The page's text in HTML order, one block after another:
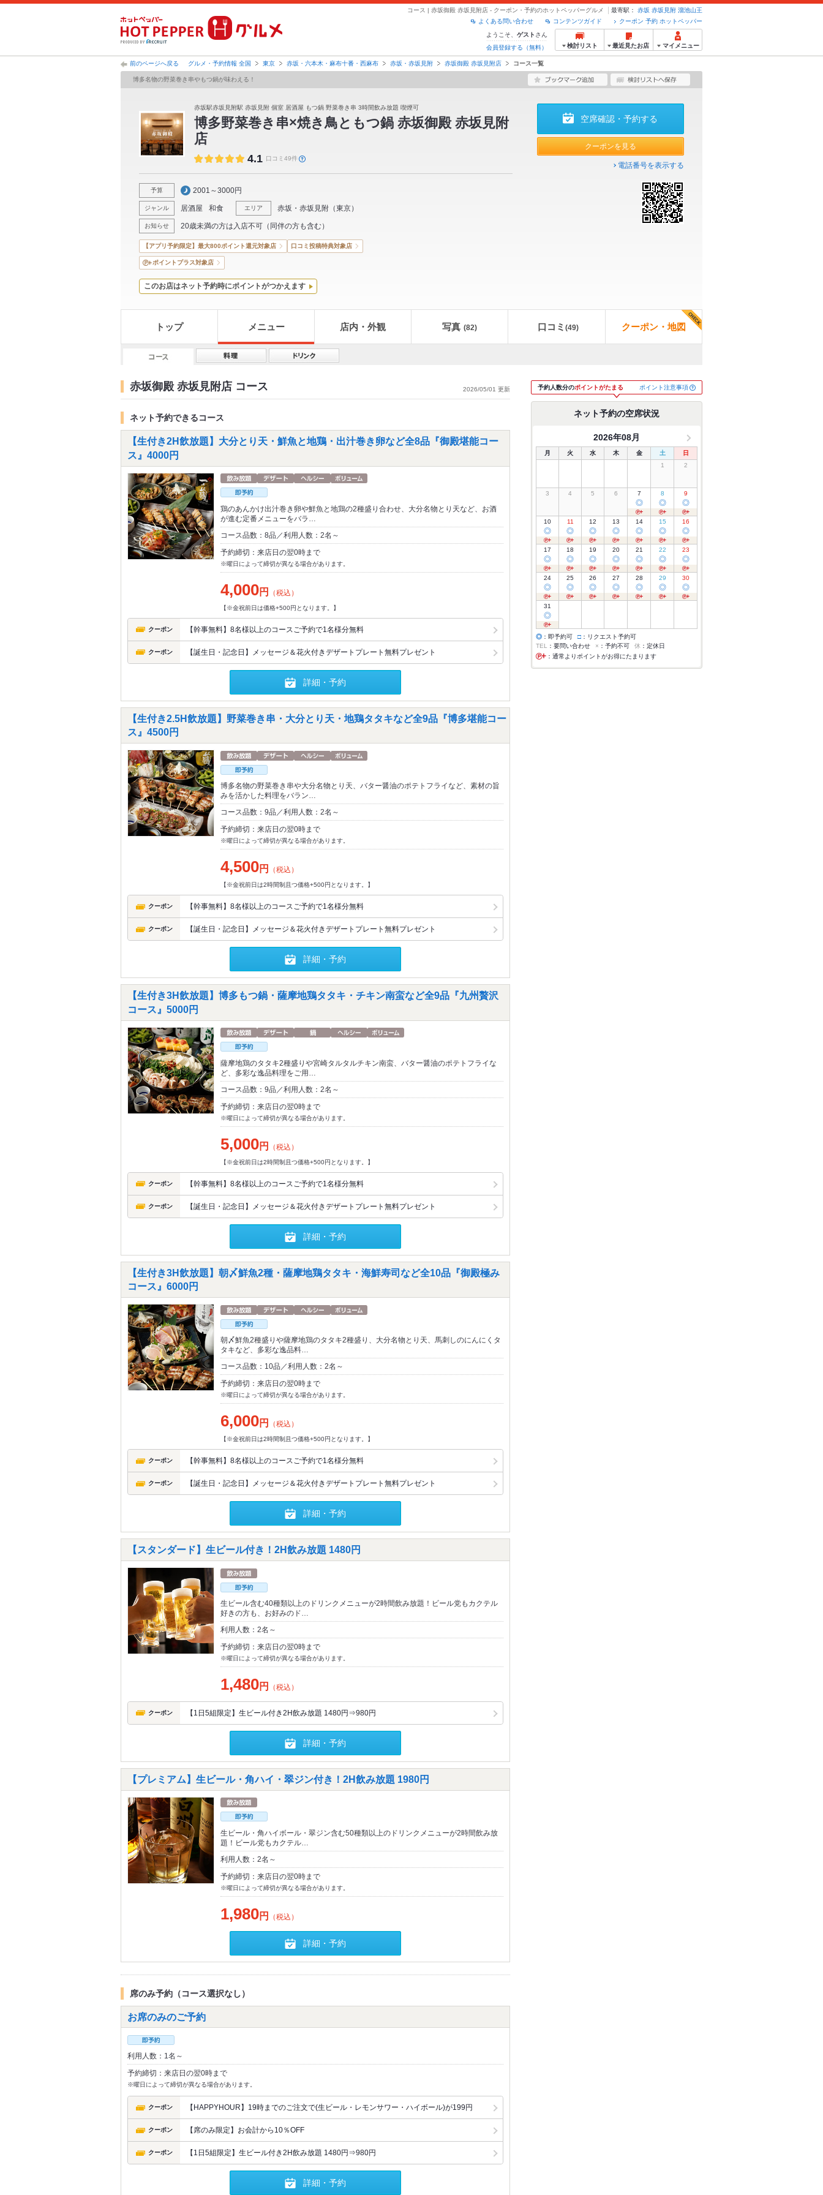
コース | 赤坂御殿 赤坂見附店 - クーポン・予約のホットペッパーグルメ 最寄駅： 赤坂 赤坂見附 溜池山王
クーポン 予約 ホットペッパー
コンテンツガイド
よくある問い合わせ
ようこそ、 ゲスト さん
会員登録する（無料）
検討リスト 最近見たお店 マイメニュー
前のページへ戻る グルメ・予約情報 全国 東京 赤坂・六本木・麻布十番・西麻布 赤坂・赤坂見附 赤坂御殿 赤坂見附店 コース一覧
博多名物の野菜巻き串やもつ鍋が味わえる！
赤坂駅赤坂見附駅 赤坂見附 個室 居酒屋 もつ鍋 野菜巻き串 3時間飲み放題 喫煙可
博多野菜巻き串×焼き鳥ともつ鍋 赤坂御殿 赤坂見附
店
4.1 口コミ49件
予算 2001～3000円
ジャンル 居酒屋 和食 エリア 赤坂・赤坂見附 （東京）
お知らせ 20歳未満の方は入店不可（同伴の方も含む）
空席確認・予約する
クーポンを見る
電話番号を表示する
【アプリ予約限定】最大800ポイント還元対象店 口コミ投稿特典対象店
ポイントプラス対象店
このお店はネット予約時にポイントがつかえます
トップ メニュー 店内・外観 写真 (82) 口コミ (49) クーポン・地図
赤坂御殿 赤坂見附店 コース 2026/05/01 更新
ネット予約できるコース
【生付き2H飲放題】大分とり天・鮮魚と地鶏・出汁巻き卵など全8品『御殿堪能コー
ス』4000円
鶏のあんかけ出汁巻き卵や鮮魚と地鶏の2種盛り合わせ、大分名物とり天など、お酒
が進む定番メニューをバラ…
コース品数：8品／利用人数：2名～
予約締切：来店日の翌0時まで
※曜日によって締切が異なる場合があります。
4,000円 （税込）
【※金祝前日は価格+500円となります。】
クーポン 【幹事無料】8名様以上のコースご予約で1名様分無料
クーポン 【誕生日・記念日】メッセージ＆花火付きデザートプレート無料プレゼント
詳細・予約
【生付き2.5H飲放題】野菜巻き串・大分とり天・地鶏タタキなど全9品『博多堪能コー
ス』4500円
博多名物の野菜巻き串や大分名物とり天、バター醤油のポテトフライなど、素材の旨
みを活かした料理をバラン…
コース品数：9品／利用人数：2名～
予約締切：来店日の翌0時まで
※曜日によって締切が異なる場合があります。
4,500円 （税込）
【※金祝前日は2時間制且つ価格+500円となります。】
クーポン 【幹事無料】8名様以上のコースご予約で1名様分無料
クーポン 【誕生日・記念日】メッセージ＆花火付きデザートプレート無料プレゼント
詳細・予約
【生付き3H飲放題】博多もつ鍋・薩摩地鶏タタキ・チキン南蛮など全9品『九州贅沢
コース』5000円
薩摩地鶏のタタキ2種盛りや宮崎タルタルチキン南蛮、バター醤油のポテトフライな
ど、多彩な逸品料理をご用…
コース品数：9品／利用人数：2名～
予約締切：来店日の翌0時まで
※曜日によって締切が異なる場合があります。
5,000円 （税込）
【※金祝前日は2時間制且つ価格+500円となります。】
クーポン 【幹事無料】8名様以上のコースご予約で1名様分無料
クーポン 【誕生日・記念日】メッセージ＆花火付きデザートプレート無料プレゼント
詳細・予約
【生付き3H飲放題】朝〆鮮魚2種・薩摩地鶏タタキ・海鮮寿司など全10品『御殿極み
コース』6000円
朝〆鮮魚2種盛りや薩摩地鶏のタタキ2種盛り、大分名物とり天、馬刺しのにんにくタ
タキなど、多彩な逸品料…
コース品数：10品／利用人数：2名～
予約締切：来店日の翌0時まで
※曜日によって締切が異なる場合があります。
6,000円 （税込）
【※金祝前日は2時間制且つ価格+500円となります。】
クーポン 【幹事無料】8名様以上のコースご予約で1名様分無料
クーポン 【誕生日・記念日】メッセージ＆花火付きデザートプレート無料プレゼント
詳細・予約
【スタンダード】生ビール付き！2H飲み放題 1480円
生ビール含む40種類以上のドリンクメニューが2時間飲み放題！ビール党もカクテル
好きの方も、お好みのド…
利用人数：2名～
予約締切：来店日の翌0時まで
※曜日によって締切が異なる場合があります。
1,480円 （税込）
クーポン 【1日5組限定】生ビール付き2H飲み放題 1480円⇒980円
詳細・予約
【プレミアム】生ビール・角ハイ・翠ジン付き！2H飲み放題 1980円
生ビール・角ハイボール・翠ジン含む50種類以上のドリンクメニューが2時間飲み放
題！ビール党もカクテル…
利用人数：2名～
予約締切：来店日の翌0時まで
※曜日によって締切が異なる場合があります。
1,980円 （税込）
詳細・予約
席のみ予約（コース選択なし）
お席のみのご予約
利用人数：1名～
予約締切：来店日の翌0時まで
※曜日によって締切が異なる場合があります。
クーポン 【HAPPYHOUR】19時までのご注文で(生ビール・レモンサワー・ハイボール)が199円
クーポン 【席のみ限定】お会計から10％OFF
クーポン 【1日5組限定】生ビール付き2H飲み放題 1480円⇒980円
詳細・予約
予約人数分のポイントがたまる ポイント注意事項
ネット予約の空席状況
2026年08月
月 火 水 木 金 土
日
1
2
3 4 5 6 7
◎
8
◎
9
◎
10
◎
11
◎
12
◎
13
◎
14
◎
15
◎
16
◎
17
◎
18
◎
19
◎
20
◎
21
◎
22
◎
23
◎
24
◎
25
◎
26
◎
27
◎
28
◎
29
◎
30
◎
31
◎
◎ ：即予約可 □ ：リクエスト予約可
TEL
：要問い合わせ × ：予約不可 休 ：定休日
：通常よりポイントがお得にたまります